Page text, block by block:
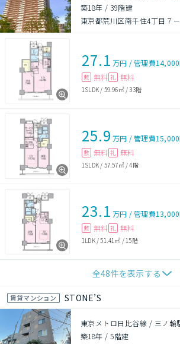
築18年 / 39階建
東京都荒川区南千住4丁目７
27.1 万円 /管理費
敷 無料 礼 無料
1SLDK / 59.96㎡/33階
25.9 万円 /管理費
敷 無料 礼 無料
1SLDK / 57.57㎡/4階
23.1 万円 /管理費
敷 無料 礼 無料
1LDK/51.41㎡ / 15階
全48件を表示する
賃貸マンション STONE’S
東京メトロ日比谷線 / 三ノ輪
築18年 /5階建